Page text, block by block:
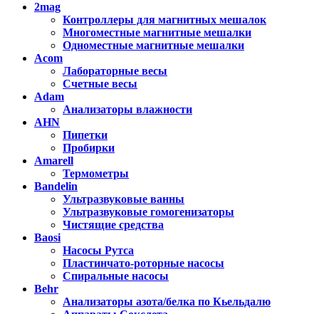
2mag
Контроллеры для магнитных мешалок
Многоместные магнитные мешалки
Одноместные магнитные мешалки
Acom
Лабораторные весы
Счетные весы
Adam
Анализаторы влажности
AHN
Пипетки
Пробирки
Amarell
Термометры
Bandelin
Ультразвуковые ванны
Ультразвуковые гомогенизаторы
Чистящие средства
Baosi
Насосы Рутса
Пластинчато-роторные насосы
Спиральные насосы
Behr
Анализаторы азота/белка по Кьельдалю